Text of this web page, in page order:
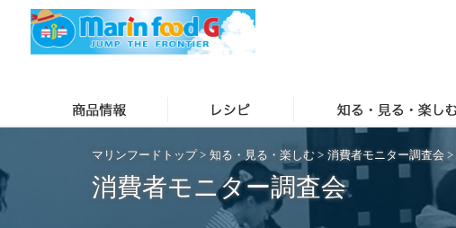
マリンフードトップ> 知る・見る・楽しむ > 消費者モニター調査会 >
消費者モニター調査会